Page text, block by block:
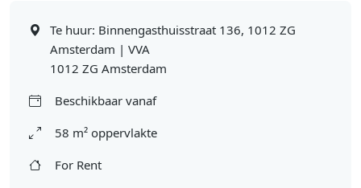
Te huur: Binnengasthuisstraat 136, 1012 ZG
Amsterdam | VVA
1012 ZG Amsterdam
Beschikbaar vanaf
58 m² oppervlakte
For Rent